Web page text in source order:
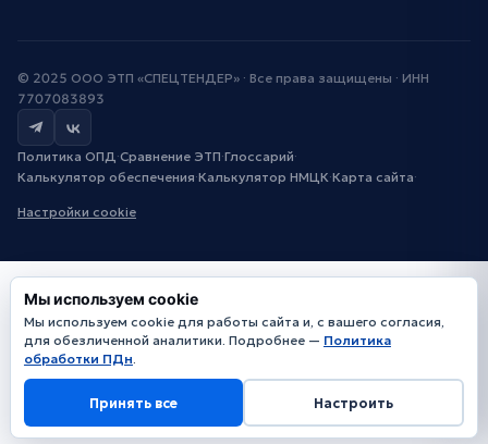
© 2025 ООО ЭТП «СПЕЦТЕНДЕР» · Все права защищены · ИНН
7707083893
Политика ОПД·Сравнение ЭТП·Глоссарий·
Калькулятор обеспечения·Калькулятор НМЦК·Карта сайта·
Настройки cookie
Мы используем cookie
Мы используем cookie для работы сайта и, с вашего согласия,
для обезличенной аналитики. Подробнее — Политика
обработки ПДн.
Принять все Настроить